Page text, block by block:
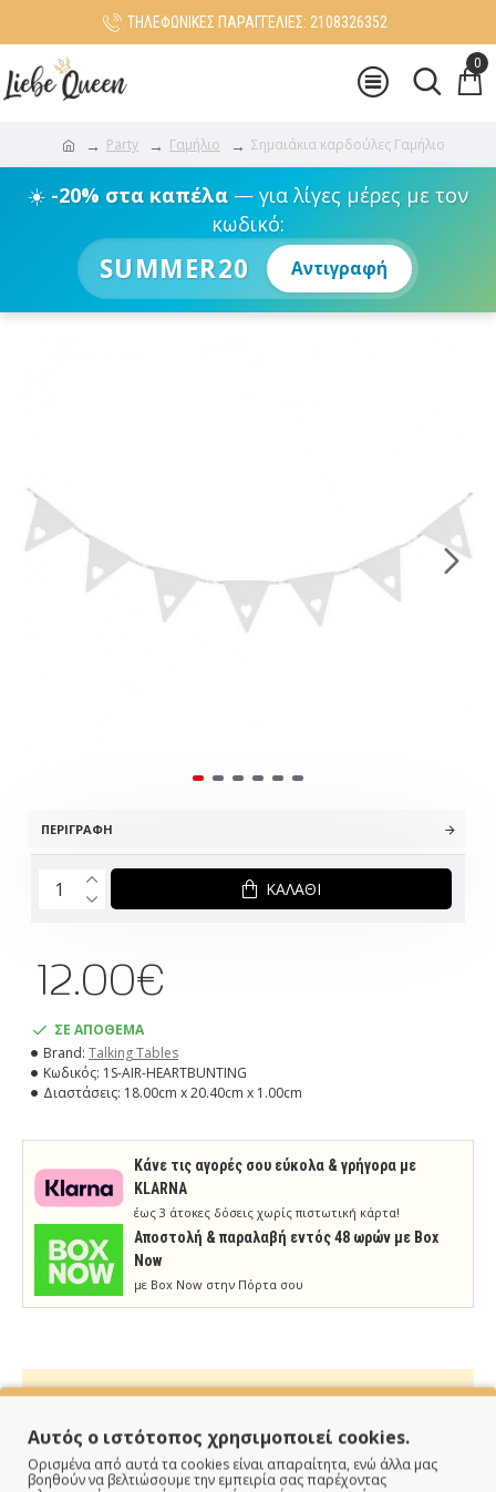
ΤΗΛΕΦΩΝΙΚΕΣ ΠΑΡΑΓΓΕΛΙΕΣ: 2108326352
0
Party Γαμήλιο Σημαιάκια καρδούλες Γαμήλιο
☀️ -20% στα καπέλα— για λίγες μέρες με τον
κωδικό:
SUMMER20 Αντιγραφή
ΠΕΡΙΓΡΑΦΉ
ΣΕ ΑΠΟΘΕΜΑ
Brand: Talking Tables
Κωδικός: 1S-AIR-HEARTBUNTING
Διαστάσεις: 18.00cm x 20.40cm x 1.00cm
12.00€
ΚΑΛΆΘΙ
Κάνε τις αγορές σου εύκολα & γρήγορα με
KLARNA
έως 3 άτοκες δόσεις χωρίς πιστωτική κάρτα!
Aποστολή & παραλαβή εντός 48 ωρών με Box
Now
με Box Now στην Πόρτα σου
ΠΑΡΑΔΙΔΟΥΜΕ ΓΡΗΓΟΡΑ
Αυτός ο ιστότοπος χρησιμοποιεί cookies.
Ορισμένα από αυτά τα cookies είναι απαραίτητα, ενώ άλλα μας
βοηθούν να βελτιώσουμε την εμπειρία σας παρέχοντας